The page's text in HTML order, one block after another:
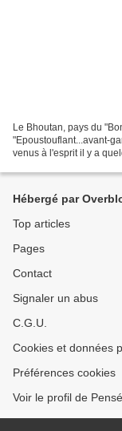
Le Bhoutan, pays du
"Epoustouflant...avant-
venus à l'esprit il y a
Hébergé par
Top articles
Pages
Contact
Signaler un abus
C.G.U.
Cookies et données
Préférences cookies
Voir le profil de